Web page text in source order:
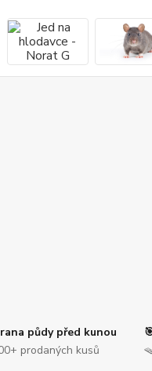
půdy před kunou
prodaných kusů